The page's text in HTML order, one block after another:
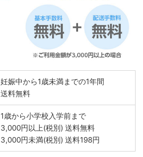
妊娠中から1歳未満までの1年間
送料無料
1歳から小学校入学前まで
3,000円以上(税別) 送料無料
3,000円未満(税別) 送料198円